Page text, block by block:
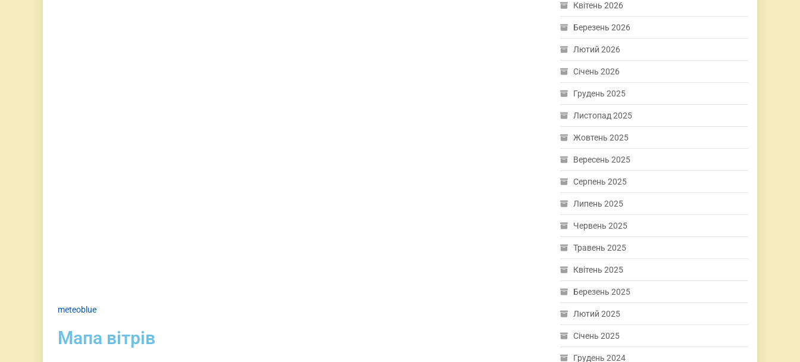
meteoblue
Мапа вітрів
Квітень 2026
Березень 2026
Лютий 2026
Січень 2026
Грудень 2025
Листопад 2025
Жовтень 2025
Вересень 2025
Серпень 2025
Липень 2025
Червень 2025
Травень 2025
Квітень 2025
Березень 2025
Лютий 2025
Січень 2025
Грудень 2024